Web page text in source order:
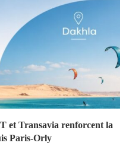
et Transavia renforcent la
Paris-Orly